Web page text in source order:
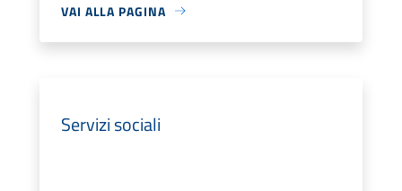
VAI ALLA PAGINA
Servizi sociali